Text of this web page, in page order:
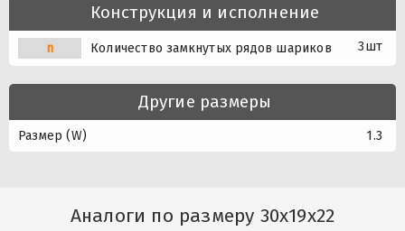
Конструкция и исполнение
n Количество замкнутых рядов шариков 3шт
Другие размеры
Размер (W) 1.3
Аналоги по размеру 30x19x22